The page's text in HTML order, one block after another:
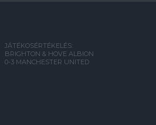
JÁTÉKOSÉRTÉKELÉS:
BRIGHTON & HOVE ALBION
0-3 MANCHESTER UNITED